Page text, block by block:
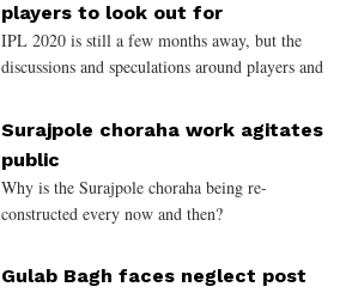
players to look out for
IPL 2020 is still a few months away, but the
discussions and speculations around players and
at 5 of the available players for this season’s
auction
Surajpole choraha work agitates
public
Why is the Surajpole choraha being re-
constructed every now and then?
Gulab Bagh faces neglect post